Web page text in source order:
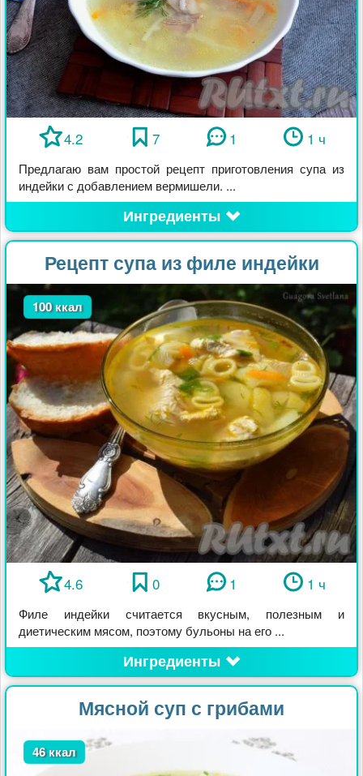
4.2 7 1 1 ч
Предлагаю вам простой рецепт приготовления супа из
индейки с добавлением вермишели. ...
Ингредиенты
Рецепт супа из филе индейки
100 ккал
4.6 0 1 1 ч
Филе индейки считается вкусным, полезным и
диетическим мясом, поэтому бульоны на его ...
Ингредиенты
Мясной суп с грибами
46 ккал